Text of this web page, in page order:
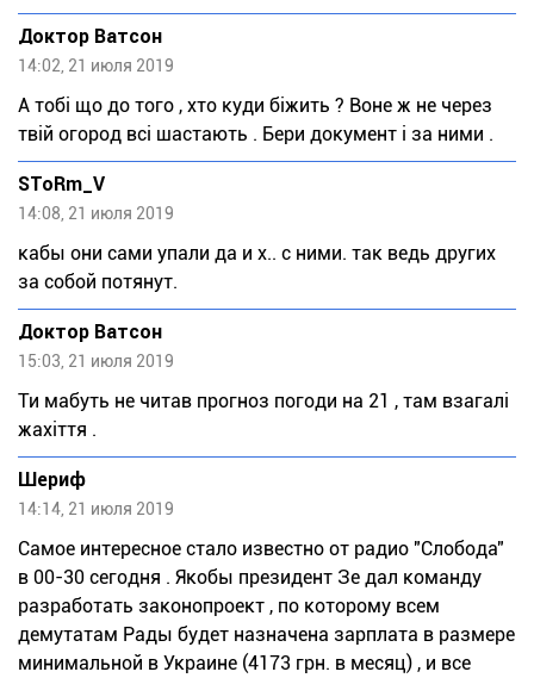
Доктор Ватсон
14:02, 21 июля 2019
А тобі що до того , хто куди біжить ? Воне ж не через
твій огород всі шастають . Бери документ і за ними .
SToRm_V
14:08, 21 июля 2019
кабы они сами упали да и х.. с ними. так ведь других
за собой потянут.
Доктор Ватсон
15:03, 21 июля 2019
Ти мабуть не читав прогноз погоди на 21 , там взагалі
жахіття .
Шериф
14:14, 21 июля 2019
Самое интересное стало известно от радио "Слобода"
в 00-30 сегодня . Якобы президент Зе дал команду
разработать законопроект , по которому всем
демутатам Рады будет назначена зарплата в размере
минимальной в Украине (4173 грн. в месяц) , и все